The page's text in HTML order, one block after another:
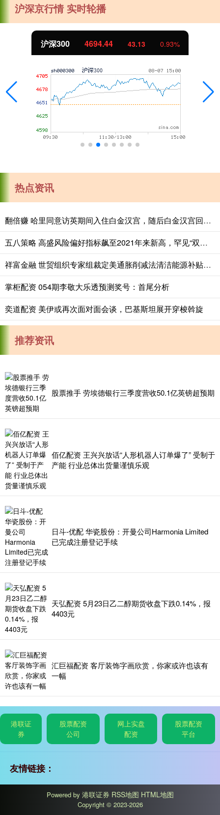
沪深京行情 实时轮播
沪深300 4694.44 43.13 0.93%
热点资讯
翻倍赚 哈里同意访英期间入住白金汉宫，随后白金汉宫回复：已无可住房间
五八策略 高盛风险偏好指标飙至2021年来新高，罕见“双高”组合26年首现
祥富金融 世贸组织专家组裁定美通胀削减法清洁能源补贴违规
掌柜配资 054期李敬大乐透预测奖号：首尾分析
奕道配资 美伊或再次面对面会谈，巴基斯坦展开穿梭斡旋
推荐资讯
股票推手 劳埃德银行三季度营收50.1亿英镑超预期
佰亿配资 王兴兴放话“人形机器人订单爆了” 受制于
产能 行业总体出货量谨慎乐观
日斗-优配 华瓷股份：开曼公司Harmonia Limited
已完成注册登记手续
天弘配资 5月23日乙二醇期货收盘下跌0.14%，报
4403元
汇巨福配资 客厅装饰字画欣赏，你家或许也该有
一幅
港联证
券
股票配资
公司
网上实盘
配资
股票配资
平台
友情链接：
Powered by 港联证券 RSS地图 HTML地图
Copyright © 2023-2026